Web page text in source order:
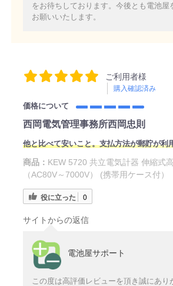
をお待ちしております。今後とも電池屋
お願いいたします。
ご利用者様
購入確認済み
価格について
西岡電気管理事務所西岡忠則
他と比べて安いこと。支払方法が郵貯が利
商品： KEW 5720 共立電気計器 伸縮式
（AC80V～7000V） (携帯用ケース付）
役に立った 0
サイトからの返信
電池屋サポート
この度は高評価レビューを頂き誠にあり